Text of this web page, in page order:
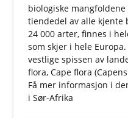
biologiske
tiendedel av alle
24 000 arter, finnes i
som skjer i hele
vestlige spissen av
flora, Cape flora
Få mer informasjon i
i Sør-Afrika